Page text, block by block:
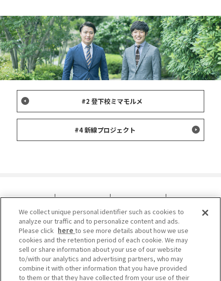
#2 登下校ミマモルメ
#4 新線プロジェクト
2027卒 ENTRY
MY PAGE
2028卒 ENTRY
MY PAGE
We collect unique personal identifier such as cookies to
analyze our traffic and to personalize content and ads.
Please click hereto see more details about how we use
cookies and the retention period of each cookie. We may
sell or share information about your use of our website
to/with our analytics and advertising partners, who may
combine it with other information that you have provided
to them or that they have collected from your use of their